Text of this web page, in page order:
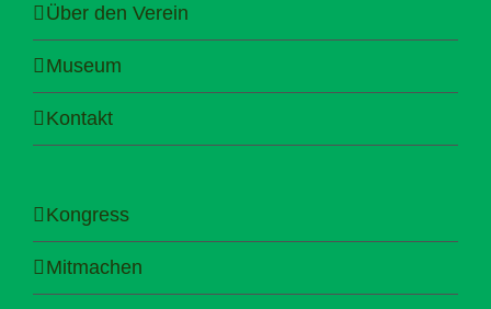
Über den Verein
Museum
Kontakt
Kongress
Mitmachen